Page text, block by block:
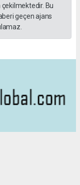
Bu
geçen ajans